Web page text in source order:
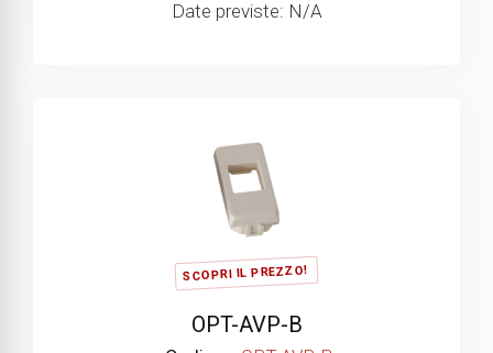
Date previste: N/A
SCOPRI IL PREZZO!
OPT-AVP-B